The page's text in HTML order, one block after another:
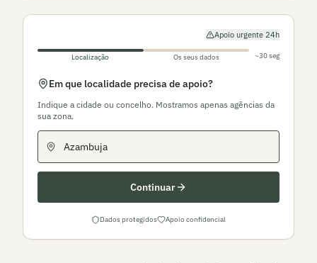
Apoio urgente 24h
Localização Os seus dados ~30 seg
Em que localidade precisa de apoio?
Indique a cidade ou concelho. Mostramos apenas agências da
sua zona.
Continuar
Dados protegidos Apoio confidencial